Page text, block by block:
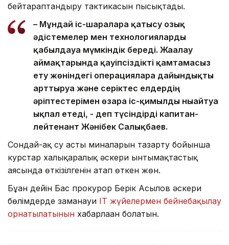
бейтараптандыру тактикасын пысықтады.
– Мұндай іс-шараларға қатысу озық
әдістемелер мен технологияларды
қабылдауға мүмкіндік береді. Жағалау
аймақтарында қауіпсіздікті қамтамасыз
ету жөніндегі операцияларға дайындықты
арттыруға және серіктес елдердің
әріптестерімен өзара іс-қимылды нығайтуға
ықпал етеді, - деп түсіндірді капитан-
лейтенант Жәнібек Салықбаев.
Сондай-ақ су асты миналарын тазарту бойынша
курстар халықаралық әскери ынтымақтастық
аясында өткізілгенін атап өткен жөн.
Бұған дейін Бас прокурор Берік Асылов әскери
бөлімдерде заманауи IT жүйелермен бейнебақылау
орнатылатынын хабарлаған болатын.